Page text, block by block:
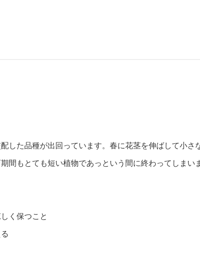
した品種が出回っています。春に花茎を伸ばして小さ
間もとても短い植物であっという間に終わってしまい
く保つこと